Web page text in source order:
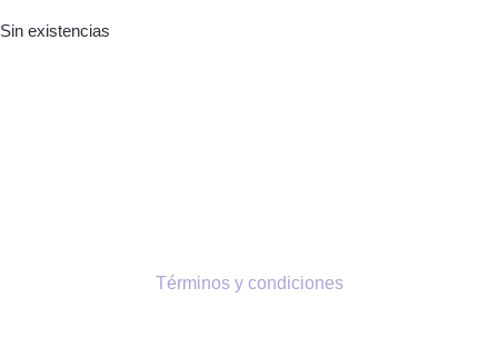
Sin existencias
Términos y condiciones